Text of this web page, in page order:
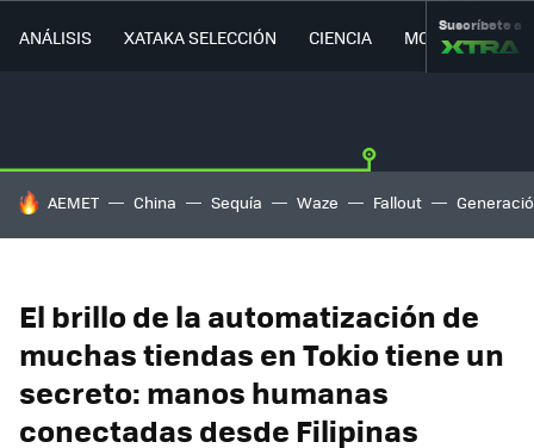
ANÁLISIS XATAKA SELECCIÓN CIENCIA MOVILIDAD
Suscríbete a
HOY SE HABLA DE
AEMET China Sequía Waze Fallout
El brillo de la automatización de
muchas tiendas en Tokio tiene un
secreto: manos humanas
conectadas desde Filipinas